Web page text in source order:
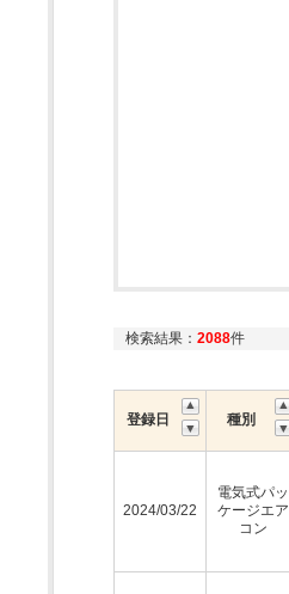
検索結果： 2088件
登録日 種別
2024/03/22
電気式パッ
ケージエア
コン